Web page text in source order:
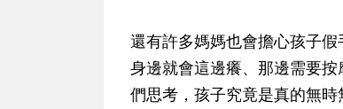
還有許多媽媽也會擔心孩子
身邊就會這邊癢、那邊需要
們思考，孩子究竟是真的無